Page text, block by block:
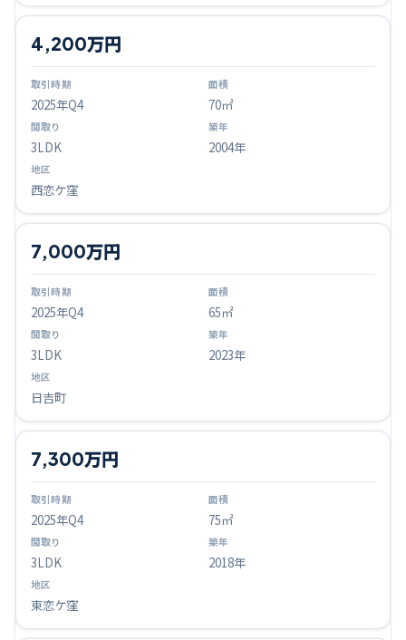
2025年Q4
4,200万円
70㎡
3LDK 2004年
西恋ケ窪
2025年Q4
7,000万円
65㎡
3LDK 2023年
日吉町
2025年Q4
7,300万円
75㎡
3LDK 2018年
東恋ケ窪